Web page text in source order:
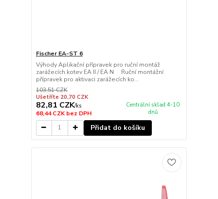
Fischer EA-ST 6
Výhody Aplikační přípravek pro ruční montáž
zarážecích kotev EA II / EA N Ruční montážní
přípravek pro aktivaci zarážecích ko...
103,51 CZK
Ušetříte 20,70 CZK
82,81 CZK/ks
68,44 CZKbez DPH
Centrální sklad 4-10
dnů
Přidat do košíku